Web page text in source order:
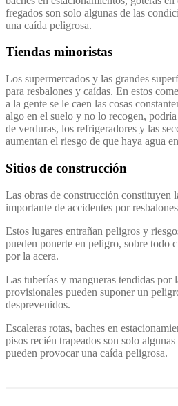
fregados son solo algunas de las
una caída peligrosa.
Tiendas minoristas
Los supermercados y las grandes
para resbalones y caídas. En estos
a la gente se le caen las cosas
algo en el suelo y no lo recogen,
de verduras, los refrigeradores y las
aumentan el riesgo de que haya agua
Sitios de construcción
Las obras de construcción constituyen
importante de accidentes por
Estos lugares entrañan peligros y
pueden ponerte en peligro, sobre todo
por la acera.
Las tuberías y mangueras tendidas por
provisionales pueden suponer un
desprevenidos.
Escaleras rotas, baches en
pisos recién trapeados son solo
pueden provocar una caída peligrosa.